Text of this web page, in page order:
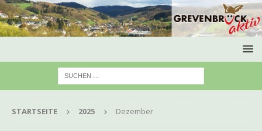
STARTSEITE 2025 Dezember